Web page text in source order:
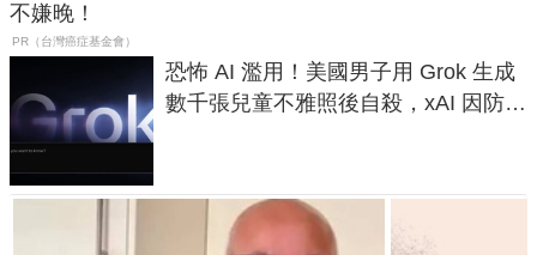
不嫌晚！
PR（台灣癌症基金會）
恐怖 AI 濫用！美國男子用 Grok 生成
數千張兒童不雅照後自殺，xAI 因防護